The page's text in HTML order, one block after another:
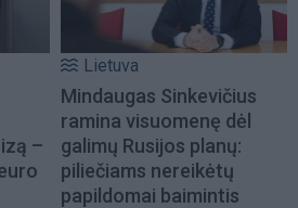
–
Lietuva
Mindaugas Sinkevičius
ramina visuomenę dėl
galimų Rusijos planų:
piliečiams nereikėtų
papildomai baimintis